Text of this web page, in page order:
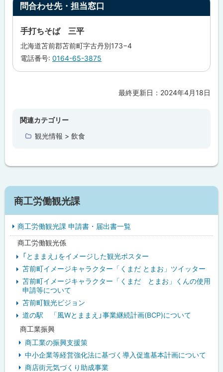
問合わせ先・担当窓口
手打ちそば 三平
北海道苫前郡苫前町字古丹別173−4
電話番号: 0164-65-3875
最終更新日： 2024年4月18日
関連カテゴリー
観光情報 > 飲食
サ
イ
ド
商工労働観光課
商工労働観光課 申請書・届出書一覧
商工労働観光係
「とままえ」をイメージした観光ポスター
苫前町イメージキャラクター「くまだ とまお」ツイッター
苫前町イメージキャラクター「くまだ とまお」くんの使用
申請等について
苫前町観光ビジョン
道の駅 「風Wとままえ」事業継続計画(BCP)について
商工業振興
商工業の振興支援策
中小企業等経営強化法に基づく導入促進基本計画について
商店街元気づくり助成事業